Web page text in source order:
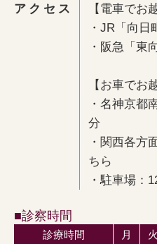
アクセス
【電車でお
・JR「向日
・阪急「東
【お車でお
・名神京都
分
・関西各方
ちら
・駐車場：